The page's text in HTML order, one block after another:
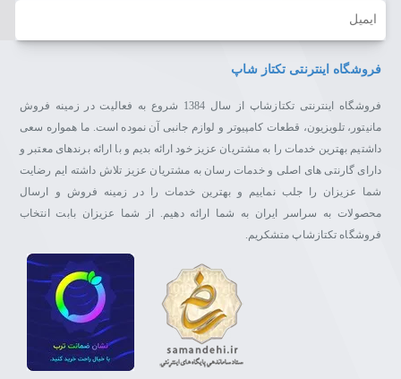
ایمیل
فروشگاه اینترنتی تکتاز شاپ
فروشگاه اینترنتی تکتازشاپ از سال 1384 شروع به فعالیت در زمینه فروش
مانیتور، تلویزیون، قطعات کامپیوتر و لوازم جانبی آن نموده است. ما همواره سعی
داشتیم بهترین خدمات را به مشتریان عزیز خود ارائه بدیم و با ارائه برندهای معتبر و
دارای گارنتی های اصلی و خدمات رسان به مشتریان عزیز تلاش داشته ایم رضایت
شما عزیزان را جلب نماییم و بهترین خدمات را در زمینه فروش و ارسال
محصولات به سراسر ایران به شما ارائه دهیم. از شما عزیزان بابت انتخاب
فروشگاه تکتازشاپ متشکریم.